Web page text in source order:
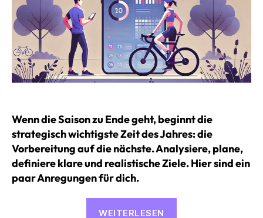
Wenn die Saison zu Ende geht, beginnt die
strategisch wichtigste Zeit des Jahres: die
Vorbereitung auf die nächste. Analysiere, plane,
definiere klare und realistische Ziele. Hier sind ein
paar Anregungen für dich.
WEITERLESEN